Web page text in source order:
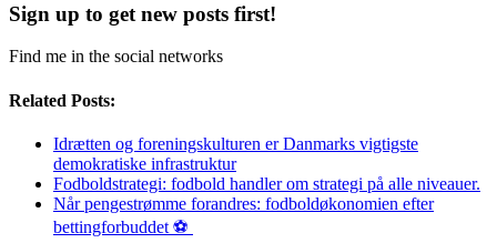
Sign up to get new posts first!
Find me in the social networks
Related Posts:
Idrætten og foreningskulturen er Danmarks vigtigste
demokratiske infrastruktur
Fodboldstrategi: fodbold handler om strategi på alle niveauer.
Når pengestrømme forandres: fodboldøkonomien efter
bettingforbuddet ⚽️